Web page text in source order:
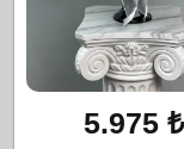
5.975 ₺